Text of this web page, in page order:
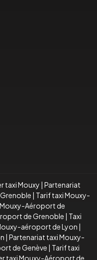
taxi Mouxy | Partenariat
| Tarif taxi Mouxy-
Aéroport de
de Grenoble | Taxi
aéroport de Lyon |
| Partenariat taxi Mouxy-
de Genève | Tarif taxi
taxi Mouxy-Aéroport de